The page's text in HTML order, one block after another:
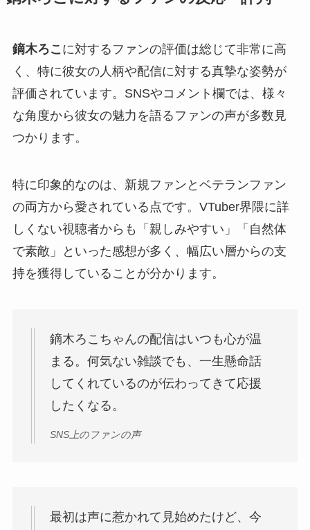
鏑木ろこに対するファンの評価は総じて非常に高
く、特に彼女の人柄や配信に対する真摯な姿勢が
評価されています。SNSやコメント欄では、様々
な角度から彼女の魅力を語るファンの声が多数見
つかります。
特に印象的なのは、新規ファンとベテランファン
の両方から愛されている点です。VTuber界隈に詳
しくない視聴者からも「親しみやすい」「自然体
で素敵」といった感想が多く、幅広い層からの支
持を獲得していることが分かります。
鏑木ろこちゃんの配信はいつも心が温
まる。何気ない雑談でも、一生懸命話
してくれているのが伝わってきて応援
したくなる。
SNS上のファンの声
最初は声に惹かれて見始めたけど、今